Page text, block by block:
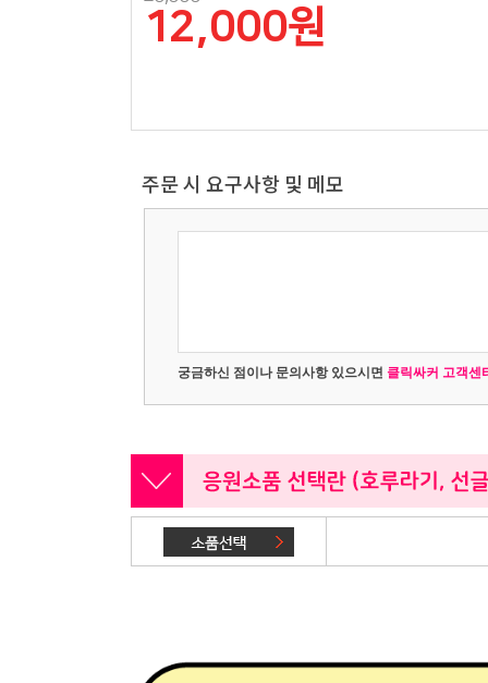
12,000원
주문 시 요구사항 및 메모
궁금하신 점이나 문의사항 있으시면 클릭싸커 고객센